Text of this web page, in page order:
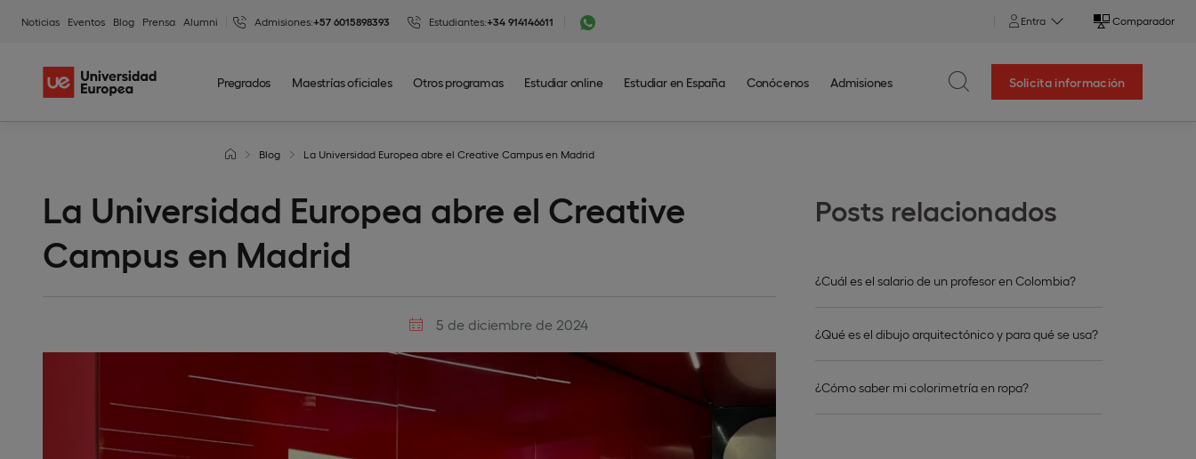
Noticias Eventos Blog Prensa Alumni Admisiones:+57 6015898393 Estudiantes:+34 914146611 Entra Comparador
Pregrados Maestrías oficiales Otros programas Estudiar online Estudiar en España Conócenos Admisiones Solicita información
Posts relacionados
¿Cuál es el salario de un profesor en Colombia?
¿Qué es el dibujo arquitectónico y para qué se usa?
¿Cómo saber mi colorimetría en ropa?
Blog La Universidad Europea abre el Creative Campus en Madrid
La Universidad Europea abre el Creative
Campus en Madrid
5 de diciembre de 2024